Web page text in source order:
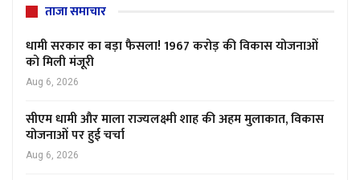
ताजा समाचार
धामी सरकार का बड़ा फैसला! 1967 करोड़ की विकास योजनाओं
को मिली मंजूरी
Aug 6, 2026
सीएम धामी और माला राज्यलक्ष्मी शाह की अहम मुलाकात, विकास
योजनाओं पर हुई चर्चा
Aug 6, 2026